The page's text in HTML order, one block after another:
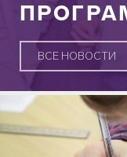
ВСЕ НОВОСТИ